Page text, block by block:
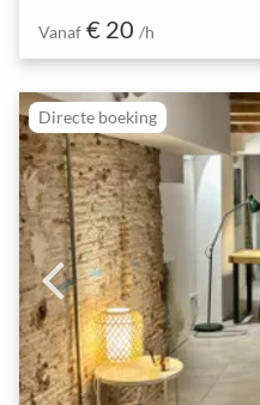
Vanaf € 20 /h
Directe boeking